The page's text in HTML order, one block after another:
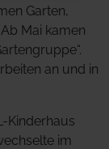
Garten,
Mai kamen
an und in
Kinderhaus
im